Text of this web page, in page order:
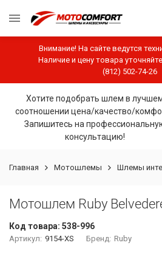
Внимание! На сайте ведутся
Наличие и цену товара
(812) 502-74-26
Хотите подобрать шлем в
соотношении цена/качество/
Запишитесь на
консультацию!
Главная Мотошлемы Шлемы
Мотошлем Ruby
Код товара: 538-996
Артикул: 9154-XS Бренд: Ruby